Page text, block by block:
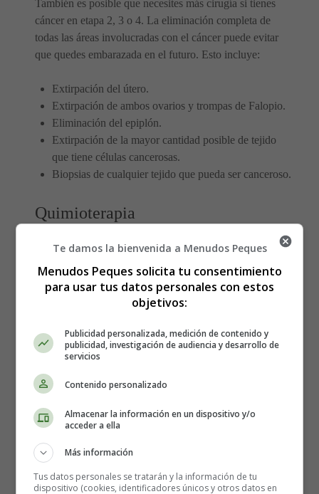
También es posible que necesites más cirugía si tienes
cáncer en etapa 2, 3 o 4. La eliminación completa de
todas las áreas involucradas con el cáncer puede evitar
que quedes embarazada en el futuro. Esto incluye:
Extirpación del útero.
Extirpación de ambos ovarios y trompas de Falopio.
Eliminación del epiplón.
Extirpación de la mayor cantidad posible de tejido
que tiene células cancerosas.
Biopsias de cualquier tejido que pueda ser canceroso.
Quimioterapia
La cirugía generalmente es seguida de quimioterapia. Los
medicamentos pueden administrarse por vía intravenosa
o a través del abdomen. Esto se llama tratamiento
intraperitoneal. Los efectos secundarios de la
Náuseas.
Pérdida de cabello.
Problemas para dormir.
Tratamiento de síntomas
Te damos la bienvenida a Menudos Peques
Menudos Peques solicita tu consentimiento
para usar tus datos personales con estos
objetivos:
Publicidad personalizada, medición de contenido y
publicidad, investigación de audiencia y desarrollo de
servicios
Contenido personalizado
Almacenar la información en un dispositivo y/o
acceder a ella
Más información
Tus datos personales se tratarán y la información de tu
dispositivo (cookies, identificadores únicos y otros datos en